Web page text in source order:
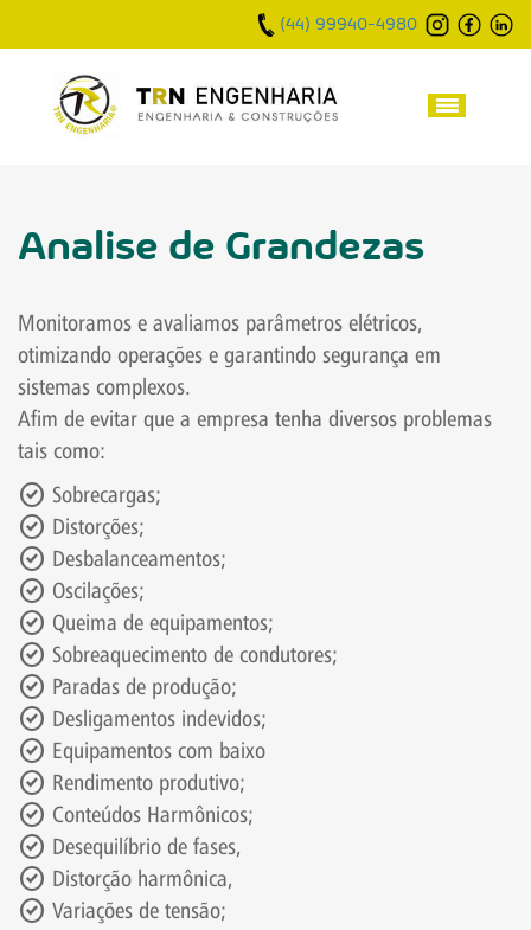
(44) 99940-4980
Analise de Grandezas
Monitoramos e avaliamos parâmetros elétricos,
otimizando operações e garantindo segurança em
sistemas complexos.
Afim de evitar que a empresa tenha diversos problemas
tais como:
check_circle Sobrecargas;
check_circle Distorções;
check_circle Desbalanceamentos;
check_circle Oscilações;
check_circle Queima de equipamentos;
check_circle Sobreaquecimento de condutores;
check_circle Paradas de produção;
check_circle Desligamentos indevidos;
check_circle Equipamentos com baixo
check_circle Rendimento produtivo;
check_circle Conteúdos Harmônicos;
check_circle Desequilíbrio de fases,
check_circle Distorção harmônica,
check_circle Variações de tensão;